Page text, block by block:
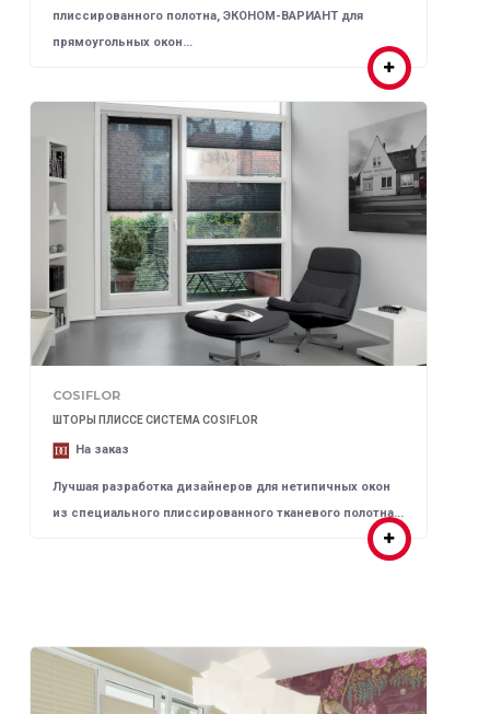
плиссированного полотна, ЭКОНОМ-ВАРИАНТ для
прямоугольных окон...
COSIFLOR
ШТОРЫ ПЛИССЕ СИСТЕМА COSIFLOR
На заказ
Лучшая разработка дизайнеров для нетипичных окон
из специального плиссированного тканевого полотна...